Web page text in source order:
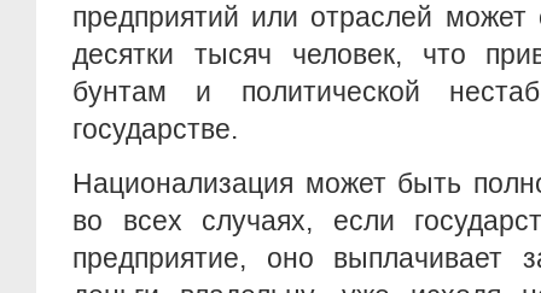
предприятий или отраслей может
десятки тысяч человек, что
бунтам и политической
государстве.
Национализация может быть
во всех случаях, если
предприятие, оно выплачивает